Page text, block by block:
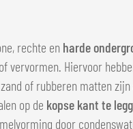
rechte en harde
vervormen. Hiervoor
of rubberen matten
op de kopse kant te
door